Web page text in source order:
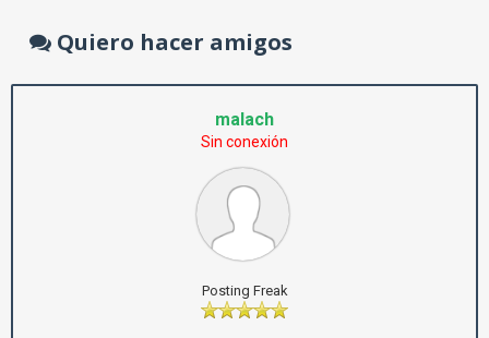
Quiero hacer amigos
malach
Sin conexión
Posting Freak